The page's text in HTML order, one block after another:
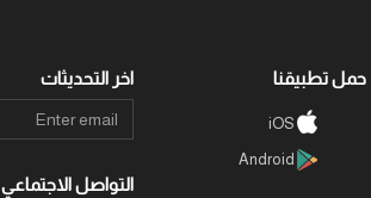
حمل تطبيقنا اخر التحديثات
التواصل الاجتماعي